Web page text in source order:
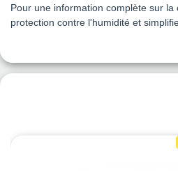
Pour une information complète sur
protection contre l'humidité et